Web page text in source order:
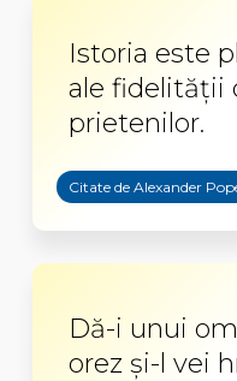
Istoria este
ale fidelității
prietenilor.
Citate de Alexander
Dă-i unui
orez şi-l vei